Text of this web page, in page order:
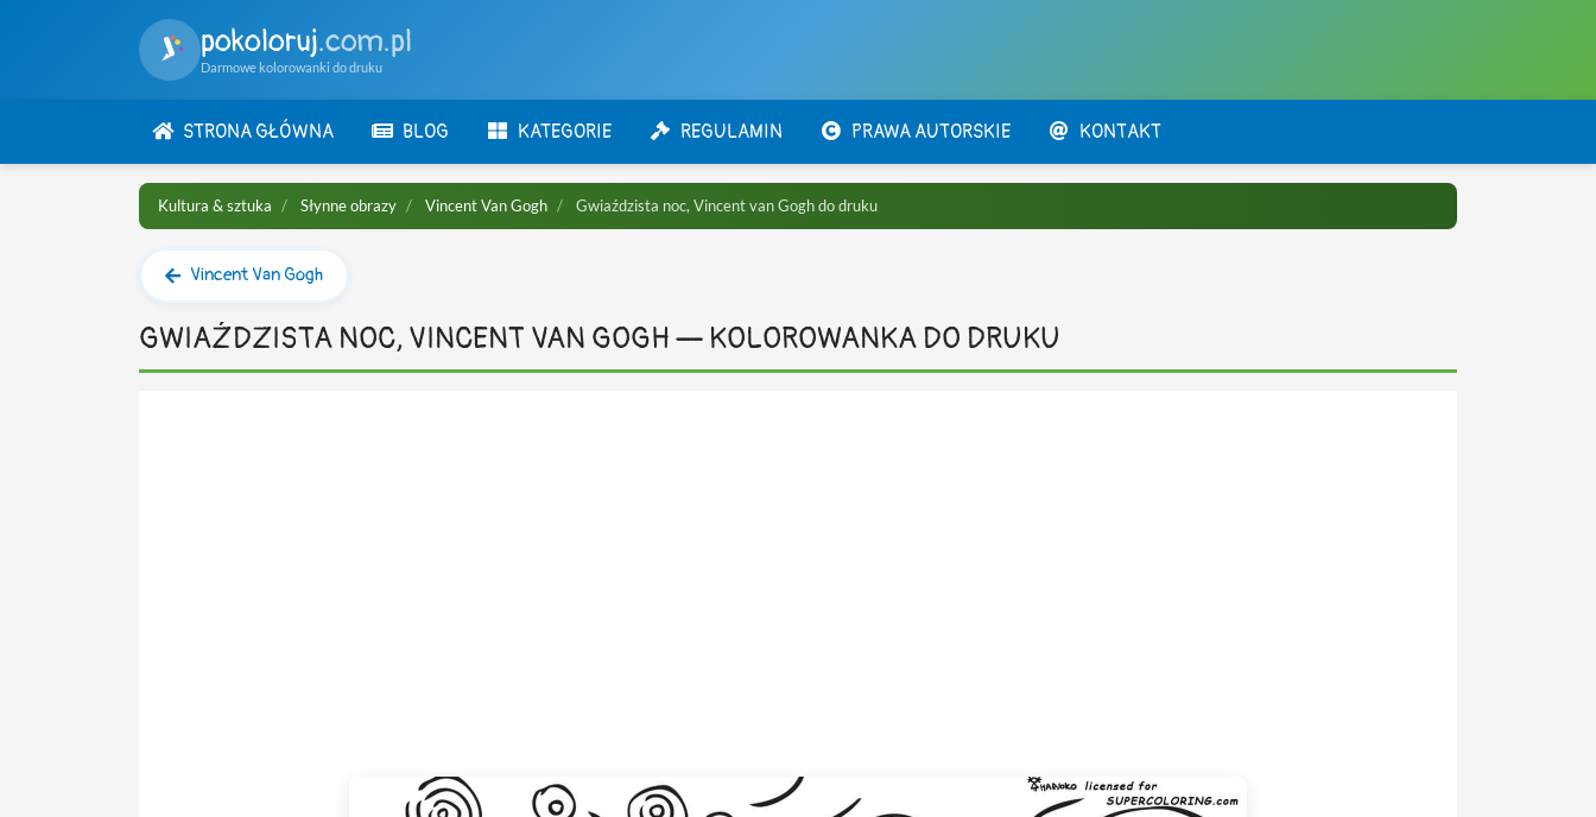
pokoloruj.com.pl
Darmowe kolorowanki do druku
STRONA GŁÓWNA BLOG KATEGORIE REGULAMIN PRAWA AUTORSKIE KONTAKT
Kultura & sztuka Słynne obrazy Vincent Van Gogh Gwiaździsta noc, Vincent van Gogh do druku
Vincent Van Gogh
GWIAŹDZISTA NOC, VINCENT VAN GOGH — KOLOROWANKA DO DRUKU